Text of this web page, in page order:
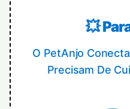
💥
O PetAnjo
Precisam De